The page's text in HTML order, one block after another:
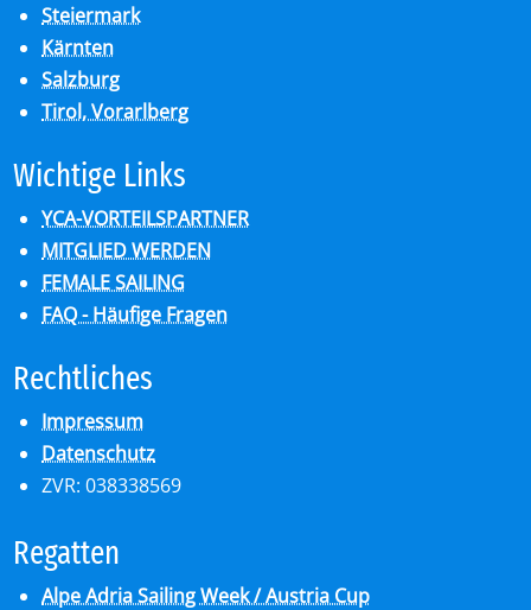
Steiermark
Kärnten
Salzburg
Tirol, Vorarlberg
Wich­ti­ge Links
YCA-VORTEILSPARTNER
MITGLIED WERDEN
FEMALE SAILING
FAQ - Häufige Fragen
Recht­li­ches
Impressum
Datenschutz
ZVR: 038338569
Re­gat­ten
Alpe Adria Sailing Week / Austria Cup